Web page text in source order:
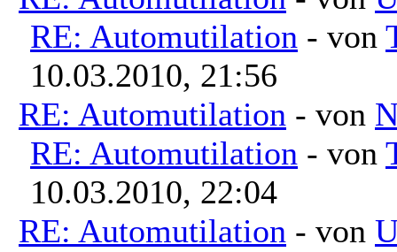
RE: Automutilation - von
10.03.2010, 21:56
RE: Automutilation - von
RE: Automutilation - von
10.03.2010, 22:04
RE: Automutilation - von